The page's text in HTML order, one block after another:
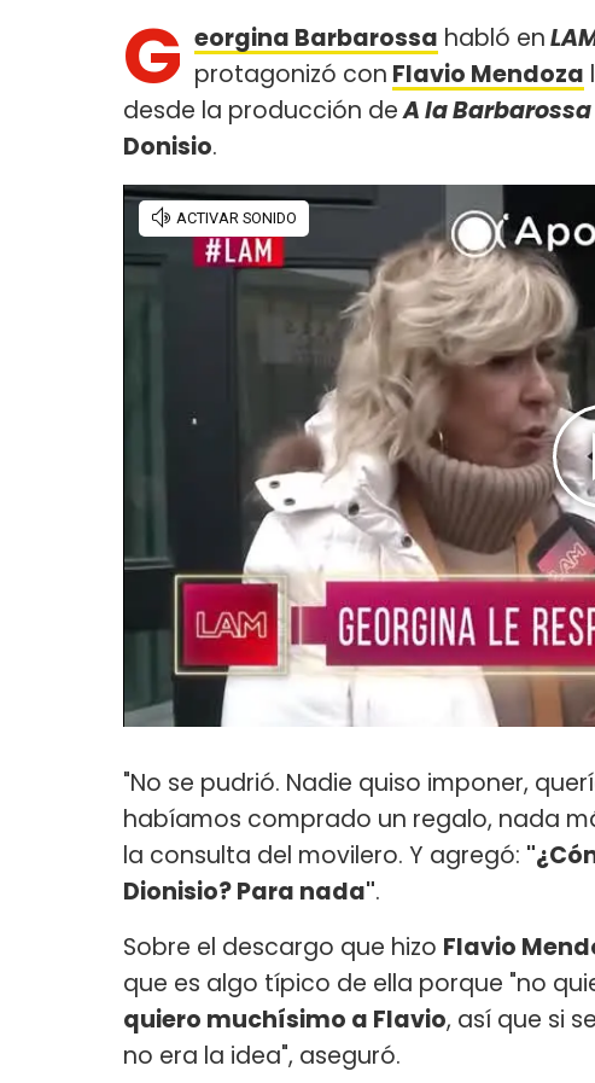
G eorgina Barbarossa habló en
protagonizó con Flavio Mendoza
desde la producción deA la Barbarossa
Donisio.
"No se pudrió. Nadie quiso imponer,
habíamos comprado un regalo, nada
la consulta del movilero. Y agregó:
Dionisio? Para nada".
Sobre el descargo que hizo Flavio
que es algo típico de ella porque "no
quiero muchísimo a Flavio, así que si
no era la idea", aseguró.